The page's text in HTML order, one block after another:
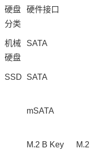
硬盘
分类
硬件接口
机械
硬盘
SATA
SSD SATA
mSATA
M.2 B Key M.2